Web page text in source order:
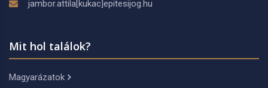
jambor.attila[kukac]epitesijog.hu
Mit hol találok?
Magyarázatok